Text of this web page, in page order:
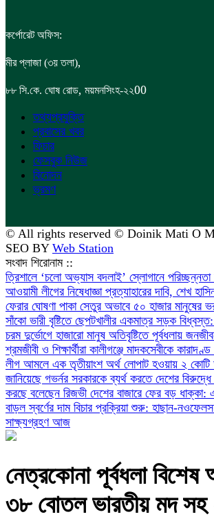
কর্পোরেট অফিস:
মীর প্লাজা (৩য় তলা),
৮৮ সি.কে. ঘোষ রোড, ময়মনসিংহ-২২00
তথ্যপ্রযুক্তি
প্রবাসের খবর
ফিচার
ফেসবুক নিউজ
বিনোদন
ভ্রমণ
© All rights reserved © Doinik Mati O
SEO BY Web Station
সংবাদ শিরোনাম ::
‎ত্রিশালে ‘চলো অভ্যাস বদলাই’ স্লোগানে
আওয়ামী লীগের নিষেধাজ্ঞা প্রত্যাহারের দাবি, শেখ
ফেরার ঘোষণা পাকা সেতুর অভাবে ৫০ হাজার মানুষের
সাঁকো ভারী বৃষ্টিতে ছেপটখালীর একমাত্র সড়ক
চরম দুর্ভোগে হাজারো মানুষ অতিবৃষ্টিতে পূর্বধলায়
শ্রমজীবী ও শিক্ষার্থীরা কালীগঞ্জে মাদকসেবীকে
লীগ আমলে এক তৃতীয়াংশ অর্থ লোপাট হওয়ায় ২ কোটি
জানিয়েছে গভর্নর সরকারকে ব্যর্থ করতে দেশের
করছে বলেছেন রিজভী দেশের বাজারে ফের বড়
বাড়ল স্বর্ণের দাম বিচার প্রক্রিয়া শুরু: হাছান-
সাক্ষ্যগ্রহণ আজ
নেত্রকোনা পূর্বধলা বিশেষ
৩৮ বোতল ভারতীয় মদ সহ